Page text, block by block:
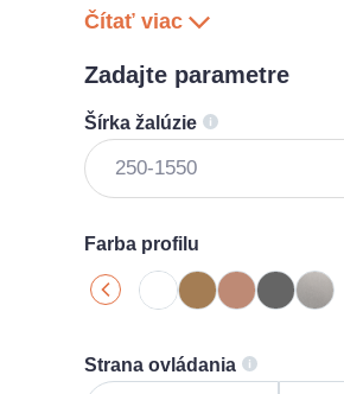
Čítať viac
Zadajte parametre
Šírka žalúzie
Farba profilu
Strana ovládania